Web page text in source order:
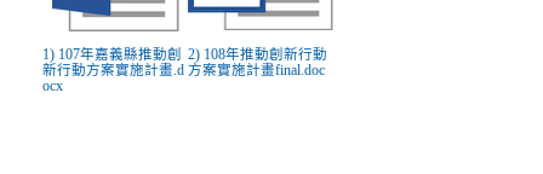
1) 107年嘉義縣推動創
新行動方案實施計畫.d
ocx
2) 108年推動創新行動
方案實施計畫final.doc